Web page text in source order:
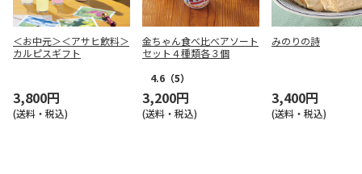
＜お中元＞＜アサヒ飲料＞
カルピスギフト
3,800円
(送料・税込)
金ちゃん食べ比べアソート
セット４種類各３個
4.6 （5）
3,200円
(送料・税込)
みのりの詩
3,400円
(送料・税込)